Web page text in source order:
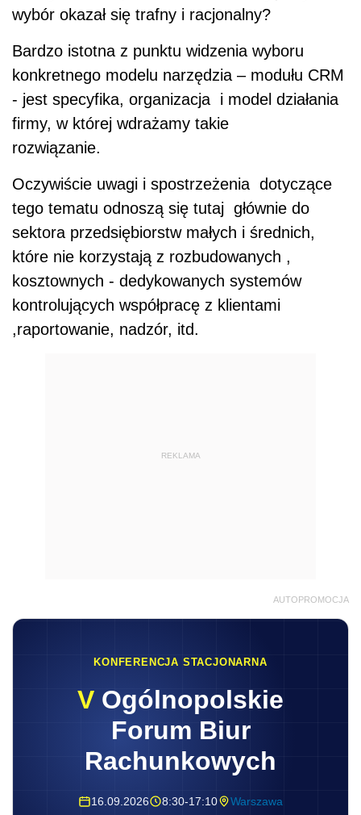
wybór okazał się trafny i racjonalny?
Bardzo istotna z punktu widzenia wyboru
konkretnego modelu narzędzia – modułu CRM
- jest specyfika, organizacja i model działania
firmy, w której wdrażamy takie
rozwiązanie.
Oczywiście uwagi i spostrzeżenia dotyczące
tego tematu odnoszą się tutaj głównie do
sektora przedsiębiorstw małych i średnich,
które nie korzystają z rozbudowanych ,
kosztownych - dedykowanych systemów
kontrolujących współpracę z klientami
,raportowanie, nadzór, itd.
REKLAMA
AUTOPROMOCJA
KONFERENCJA STACJONARNA
V Ogólnopolskie
Forum Biur
Rachunkowych
16.09.2026 8:30-17:10 Warszawa